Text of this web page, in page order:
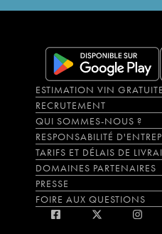
ESTIMATION VIN GRATUITE
RECRUTEMENT
QUI SOMMES-NOUS ?
RESPONSABILITÉ
TARIFS ET DÉLAIS DE
DOMAINES PARTENAIRES
PRESSE
FOIRE AUX QUESTIONS